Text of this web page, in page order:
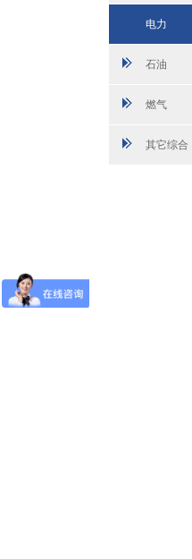
电力
石油
燃气
其它综合